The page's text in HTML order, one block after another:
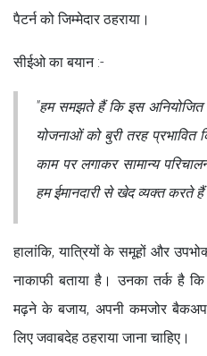
पैटर्न को जिम्मेदार ठहराया।
सीईओ का बयान :-
"हम समझते हैं कि इस अनियोजित
योजनाओं को बुरी तरह
काम पर लगाकर सामान्य
हम ईमानदारी से खेद व्यक्त करते
हालांकि, यात्रियों के समूहों और
नाकाफी बताया है। उनका तर्क है
मढ़ने के बजाय, अपनी कमजोर
लिए जवाबदेह ठहराया जाना चाहिए।